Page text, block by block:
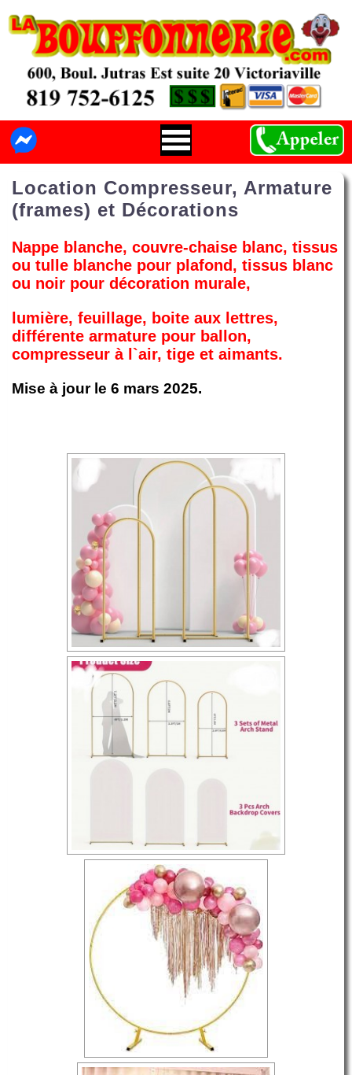
Location Compresseur, Armature
(frames) et Décorations
Nappe blanche, couvre-chaise blanc, tissus
ou tulle blanche pour plafond, tissus blanc
ou noir pour décoration murale,
lumière, feuillage, boite aux lettres,
différente armature pour ballon,
compresseur à l`air, tige et aimants.
Mise à jour le 6 mars 2025.